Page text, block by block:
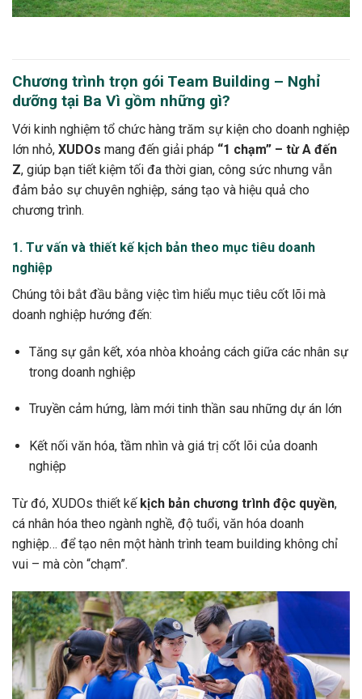
Chương trình trọn gói Team Building – Nghỉ
dưỡng tại Ba Vì gồm những gì?
Với kinh nghiệm tổ chức hàng trăm sự kiện cho doanh nghiệp
lớn nhỏ, XUDOs mang đến giải pháp “1 chạm” – từ A đến
Z, giúp bạn tiết kiệm tối đa thời gian, công sức nhưng vẫn
đảm bảo sự chuyên nghiệp, sáng tạo và hiệu quả cho
chương trình.
1. Tư vấn và thiết kế kịch bản theo mục tiêu doanh
nghiệp
Chúng tôi bắt đầu bằng việc tìm hiểu mục tiêu cốt lõi mà
doanh nghiệp hướng đến:
Tăng sự gắn kết, xóa nhòa khoảng cách giữa các nhân sự
trong doanh nghiệp
Truyền cảm hứng, làm mới tinh thần sau những dự án lớn
Kết nối văn hóa, tầm nhìn và giá trị cốt lõi của doanh
nghiệp
Từ đó, XUDOs thiết kế kịch bản chương trình độc quyền,
cá nhân hóa theo ngành nghề, độ tuổi, văn hóa doanh
nghiệp… để tạo nên một hành trình team building không chỉ
vui – mà còn “chạm”.